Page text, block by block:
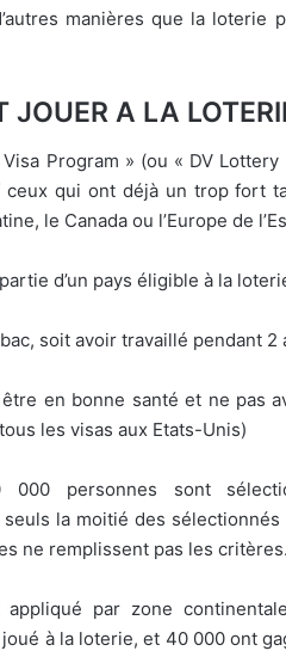
manières que la loterie
JOUER A LA
Program » (ou « DV
ceux qui ont déjà un trop fort
le Canada ou l’Europe de
d’un pays éligible à la
soit avoir travaillé pendant
en bonne santé et ne pas
les visas aux Etats-Unis)
personnes sont
la moitié des
ne remplissent pas les critères.
par zone
à la loterie, et 40 000 ont